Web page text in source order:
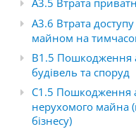
A3.5 Втрата
A3.6 Втрата
майном на
B1.5 Пошкодження
будівель та споруд
C1.5 Пошкодження
нерухомого майна
бізнесу)